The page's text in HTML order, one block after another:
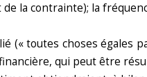
la contrainte); la
(« toutes choses égales
qui peut être